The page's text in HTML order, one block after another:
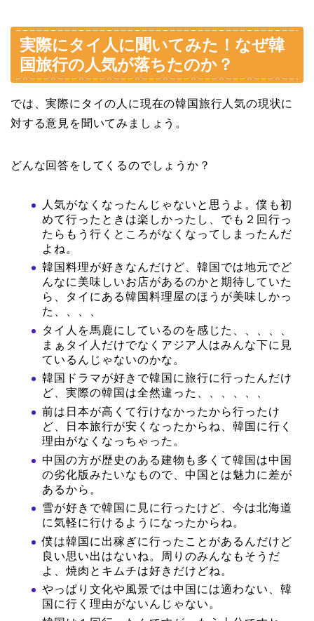
実際にタイ人に聞いてみた！なぜ韓
国旅行の人気が落ちたのか？
では、実際にタイの人に現在の韓国旅行人気の現状に
対する意見を聞いてみましょう。
どんな回答をしてくるのでしょうか？
人気がなくなったんじゃないと思うよ。僕も初
めて行ったときは楽しかったし、でも２回行っ
たらもう行くところがなくなってしまったんだ
よね。
韓国料理が好きなんだけど、韓国では地元でど
んなに美味しいお店があるのかと期待していた
ら、タイにある韓国料理屋のほうが美味しかっ
た、、、、
タイ人を馬鹿にしているのを感じた、、、、、
まぁタイ人だけでなくアジア人はみんな下に見
ているんじゃないのかな。
韓国ドラマが好きで韓国に旅行に行ったんだけ
ど、実際の韓国は全然違った、、、、、、
前は日本が高くて行けなかったから行ったけ
ど、日本旅行が安くなったからね、韓国に行く
理由がなくなっちゃった。
中国の方が歴史のある建物も多くて韓国は中国
の劣化版みたいなもので、中国とは魅力に差が
あるから。
雪が好きで韓国に見に行ったけど、今は北海道
に気軽に行けるようになったからね。
僕は韓国に出稼ぎに行ったことがあるんだけど
良い思い出はないね。周りのみんなもそうだ
よ、焼肉とキムチは好きだけどね。
やっぱり文化や風景では中国には適わない、韓
国に行く理由がないんじゃない。